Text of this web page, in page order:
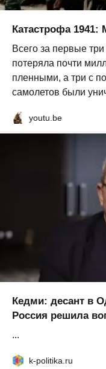
Катастрофа
Всего за первые
потеряла почти
пленными, а три с
самолетов были
youtu.be
Кедми: десант в
Россия решила
...
k-politika.ru